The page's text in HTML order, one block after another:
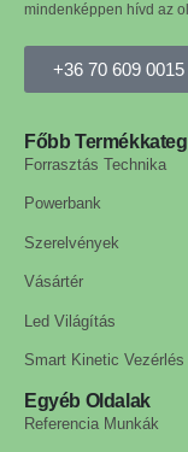
mindenképpen hívd az
+36 70 609 0015
Főbb
Forrasztás Technika
Powerbank
Szerelvények
Vásártér
Led Világítás
Smart Kinetic Vezérlés
Egyéb Oldalak
Referencia Munkák